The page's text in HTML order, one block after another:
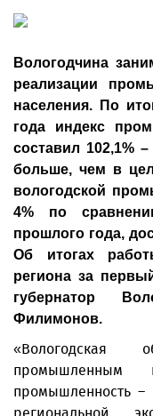
Вологодчина
реализации
населения. По
года индекс
составил 102,1%
больше, чем в
вологодской
4% по
прошлого года,
Об итогах
региона за
губернатор
Филимонов.
«Вологодская
промышленным
промышленность –